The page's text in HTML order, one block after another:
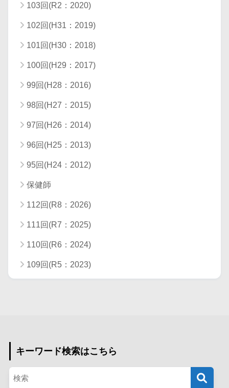
103回(R2：2020)
102回(H31：2019)
101回(H30：2018)
100回(H29：2017)
99回(H28：2016)
98回(H27：2015)
97回(H26：2014)
96回(H25：2013)
95回(H24：2012)
保健師
112回(R8：2026)
111回(R7：2025)
110回(R6：2024)
109回(R5：2023)
キーワード検索はこちら